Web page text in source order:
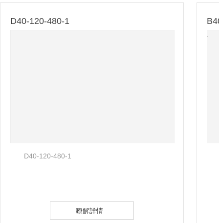
D40-120-480-1
D40-120-480-1
瞭解詳情